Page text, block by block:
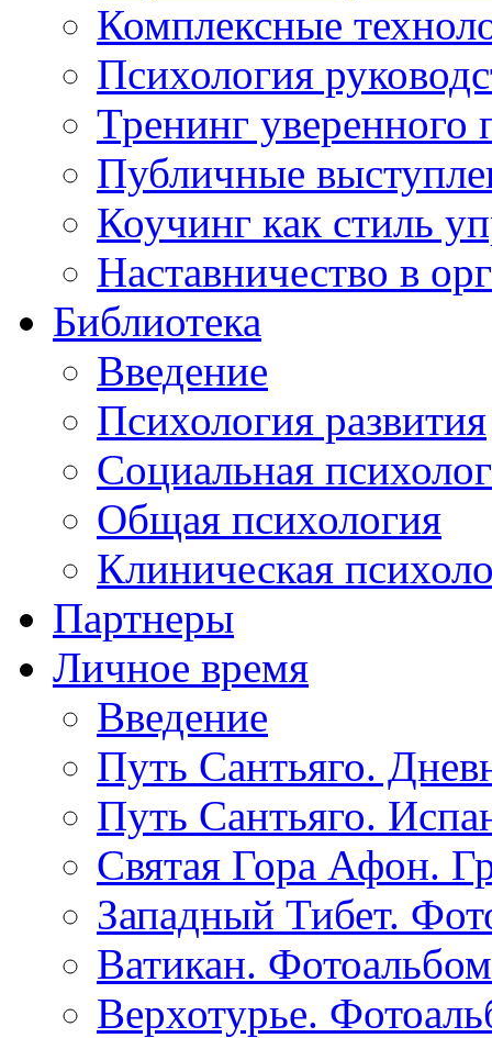
Комплексные
Психология
Тренинг уверенного
Публичные
Коучинг как стиль
Наставничество в
Библиотека
Введение
Психология развития
Социальная
Общая психология
Клиническая
Партнеры
Личное время
Введение
Путь Сантьяго.
Путь Сантьяго.
Святая Гора Афон.
Западный Тибет.
Ватикан.
Верхотурье.